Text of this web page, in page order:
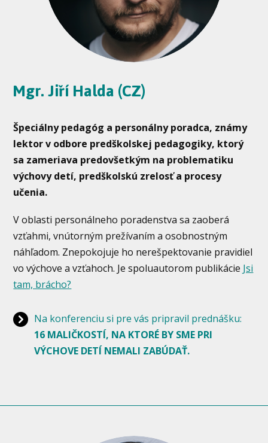
Mgr. Jiří Halda (CZ)
Špeciálny pedagóg a personálny poradca, známy
lektor v odbore predškolskej pedagogiky, ktorý
sa zameriava predovšetkým na problematiku
výchovy detí, predškolskú zrelosť a procesy
učenia.
V oblasti personálneho poradenstva sa zaoberá
vzťahmi, vnútorným prežívaním a osobnostným
náhľadom. Znepokojuje ho nerešpektovanie pravidiel
vo výchove a vzťahoch. Je spoluautorom publikácie Jsi
tam, brácho?
Na konferenciu si pre vás pripravil prednášku:
16 MALIČKOSTÍ, NA KTORÉ BY SME PRI
VÝCHOVE DETÍ NEMALI ZABÚDAŤ.